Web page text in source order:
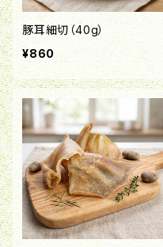
豚耳細切（40g）
¥860